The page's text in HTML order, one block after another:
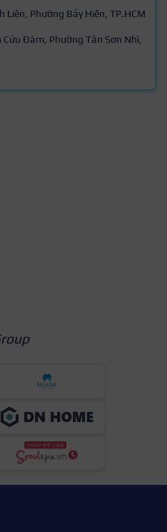
Liên, Phường Bảy Hiền, TP.HCM
Đàm, Phường Tân Sơn Nhì,